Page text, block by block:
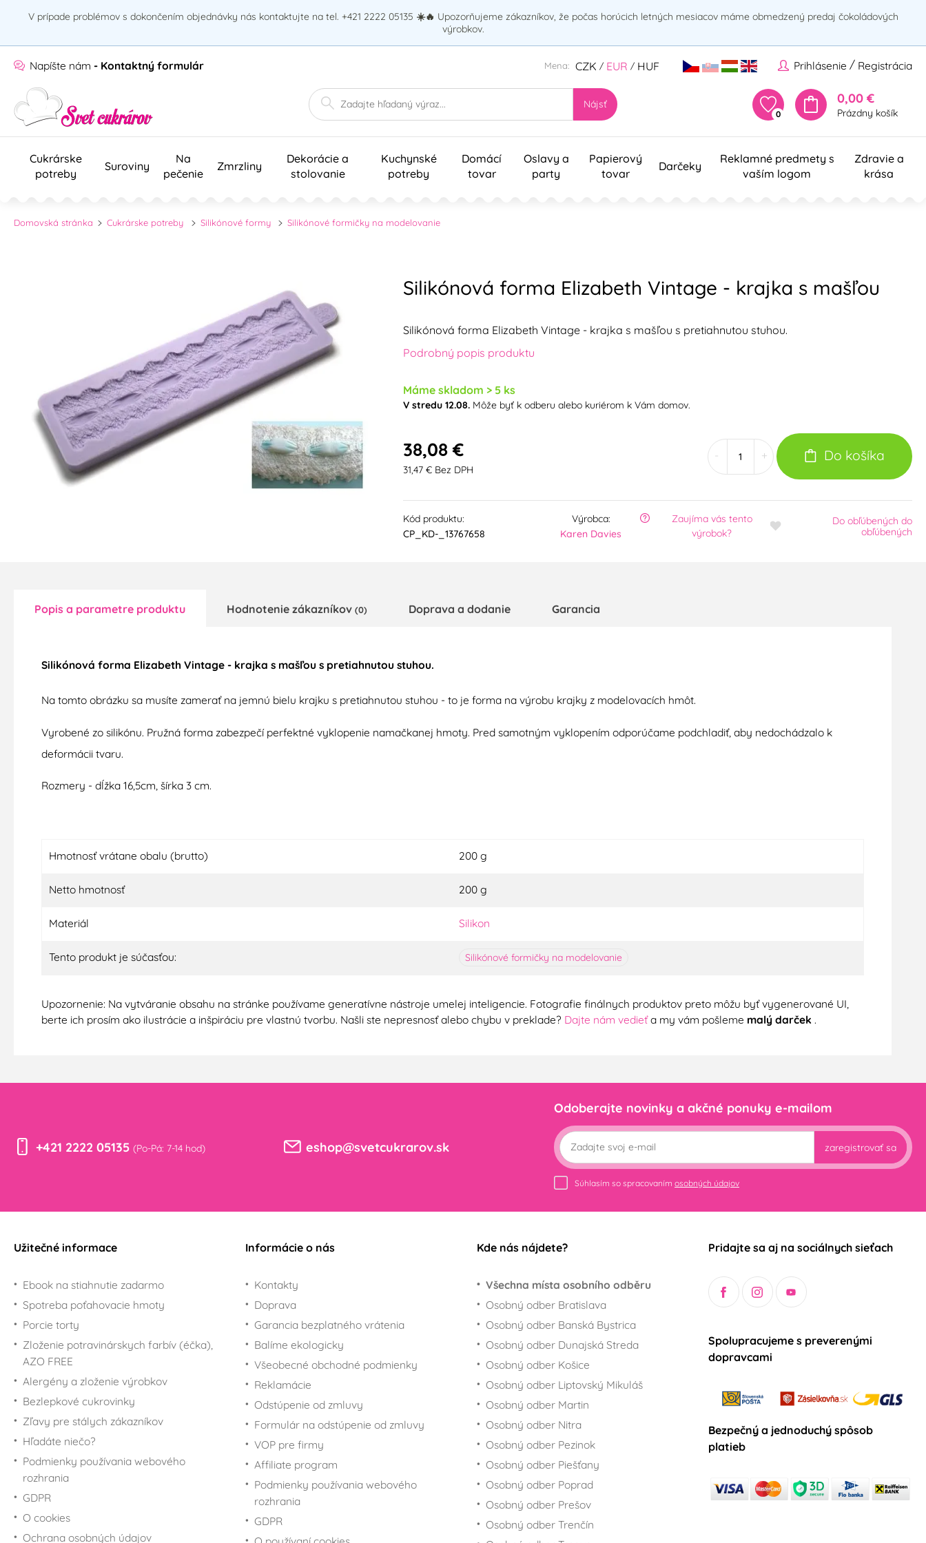
V prípade problémov s dokončením objednávky nás kontaktujte na tel. +421 2222 05135 ☀️🔥 Upozorňujeme zákazníkov, že počas horúcich letných mesiacov máme obmedzený predaj čokoládových
výrobkov.
Napíšte nám - Kontaktný formulár Prihlásenie / Registrácia
Mena: CZK / EUR / HUF
Nájsť
0
0,00 €
Prázdny košík
Cukrárske
potreby
Suroviny
Na
pečenie
Zmrzliny
Dekorácie a
stolovanie
Kuchynské
potreby
Domácí
tovar
Oslavy a
party
Papierový
tovar
Darčeky
Reklamné predmety s
vaším logom
Zdravie a
krása
Domovská stránka Cukrárske potreby Silikónové formy Silikónové formičky na modelovanie
Silikónová forma Elizabeth Vintage - krajka s mašľou
Silikónová forma Elizabeth Vintage - krajka s mašľou s pretiahnutou stuhou.
Podrobný popis produktu
Máme skladom > 5 ks
V stredu 12.08.Môže byť k odberu alebo kuriérom k Vám domov.
38,08 €
31,47 € Bez DPH
+ Do košíka
Kód produktu:
CP_KD-_13767658
Výrobca:
Karen Davies
Zaujíma vás tento
výrobok?
Do obľúbených do
obľúbených
Popis a parametre produktu Hodnotenie zákazníkov (0) Doprava a dodanie Garancia
Silikónová forma Elizabeth Vintage - krajka s mašľou s pretiahnutou stuhou.
Na tomto obrázku sa musíte zamerať na jemnú bielu krajku s pretiahnutou stuhou - to je forma na výrobu krajky z modelovacích hmôt.
Vyrobené zo silikónu. Pružná forma zabezpečí perfektné vyklopenie namačkanej hmoty. Pred samotným vyklopením odporúčame podchladiť, aby nedochádzalo k
deformácii tvaru.
Rozmery - dĺžka 16,5cm, šírka 3 cm.
Hmotnosť vrátane obalu (brutto) 200 g
Netto hmotnosť 200 g
Materiál Silikon
Tento produkt je súčasťou: Silikónové formičky na modelovanie
Upozornenie: Na vytváranie obsahu na stránke používame generatívne nástroje umelej inteligencie. Fotografie finálnych produktov preto môžu byť vygenerované UI,
berte ich prosím ako ilustrácie a inšpiráciu pre vlastnú tvorbu. Našli ste nepresnosť alebo chybu v preklade? Dajte nám vedieťa my vám pošleme malý darček .
+421 2222 05135 (Po-Pá: 7-14 hod) eshop@svetcukrarov.sk
Odoberajte novinky a akčné ponuky e-mailom
zaregistrovať sa
Súhlasím so spracovaním osobných údajov
Užitečné informace
Ebook na stiahnutie zadarmo
Spotreba poťahovacie hmoty
Porcie torty
Zloženie potravinárskych farbív (éčka),
AZO FREE
Alergény a zloženie výrobkov
Bezlepkové cukrovinky
Zľavy pre stálych zákazníkov
Hľadáte niečo?
Podmienky používania webového
rozhrania
GDPR
O cookies
Ochrana osobných údajov
Informácie o nás
Kontakty
Doprava
Garancia bezplatného vrátenia
Balíme ekologicky
Všeobecné obchodné podmienky
Reklamácie
Odstúpenie od zmluvy
Formulár na odstúpenie od zmluvy
VOP pre firmy
Affiliate program
Podmienky používania webového
rozhrania
GDPR
Kde nás nájdete?
Všechna místa osobního odběru
Osobný odber Bratislava
Osobný odber Banská Bystrica
Osobný odber Dunajská Streda
Osobný odber Košice
Osobný odber Liptovský Mikuláš
Osobný odber Martin
Osobný odber Nitra
Osobný odber Pezinok
Osobný odber Piešťany
Osobný odber Poprad
Osobný odber Prešov
Osobný odber Trenčín
Pridajte sa aj na sociálnych sieťach
Spolupracujeme s preverenými
dopravcami
Bezpečný a jednoduchý spôsob
platieb